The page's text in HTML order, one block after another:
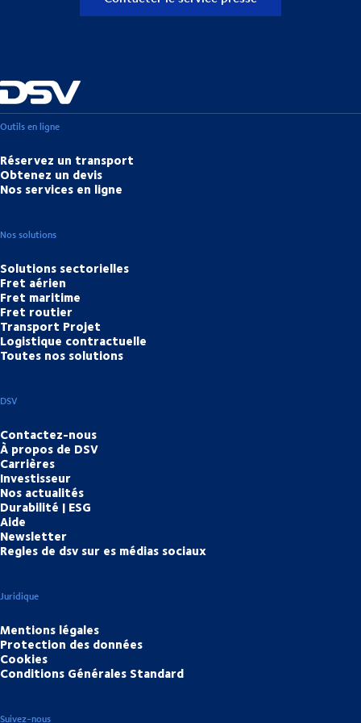
Outils en ligne
Réservez un transport
Obtenez un devis
Nos services en ligne
Nos solutions
Solutions sectorielles
Fret aérien
Fret maritime
Fret routier
Transport Projet
Logistique contractuelle
Toutes nos solutions
DSV
Contactez-nous
À propos de DSV
Carrières
Investisseur
Nos actualités
Durabilité | ESG
Aide
Newsletter
Regles de dsv sur es médias sociaux
Juridique
Mentions légales
Protection des données
Cookies
Conditions Générales Standard
Suivez-nous